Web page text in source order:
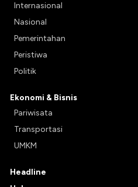
Internasional
Nasional
Pemerintahan
Peristiwa
Politik
Ekonomi & Bisnis
Pariwisata
Transportasi
UMKM
Headline